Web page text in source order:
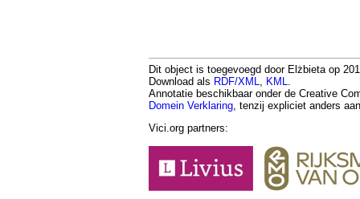
Dit object is toegevoegd door Elżbieta op
Download als RDF/XML, KML.
Annotatie beschikbaar onder de Creative
Domein Verklaring, tenzij expliciet anders
Vici.org partners: